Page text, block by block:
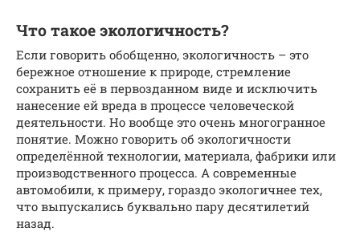
Что такое экологичность?
Если говорить обобщенно, экологичность – это
бережное отношение к природе, стремление
сохранить её в первозданном виде и исключить
нанесение ей вреда в процессе человеческой
деятельности. Но вообще это очень многогранное
понятие. Можно говорить об экологичности
определённой технологии, материала, фабрики или
производственного процесса. А современные
автомобили, к примеру, гораздо экологичнее тех,
что выпускались буквально пару десятилетий
назад.